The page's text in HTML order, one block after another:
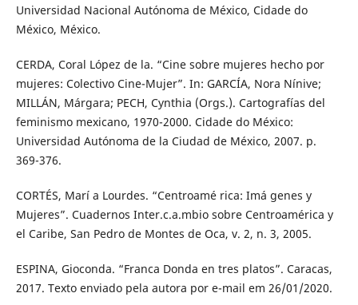
Universidad Nacional Autónoma de México, Cidade do
México, México.
CERDA, Coral López de la. “Cine sobre mujeres hecho por
mujeres: Colectivo Cine-Mujer”. In: GARCÍA, Nora Nínive;
MILLÁN, Márgara; PECH, Cynthia (Orgs.). Cartografías del
feminismo mexicano, 1970-2000. Cidade do México:
Universidad Autónoma de la Ciudad de México, 2007. p.
369-376.
CORTÉS, Marí a Lourdes. “Centroamé rica: Imá genes y
Mujeres”. Cuadernos Inter.c.a.mbio sobre Centroamérica y
el Caribe, San Pedro de Montes de Oca, v. 2, n. 3, 2005.
ESPINA, Gioconda. “Franca Donda en tres platos”. Caracas,
2017. Texto enviado pela autora por e-mail em 26/01/2020.